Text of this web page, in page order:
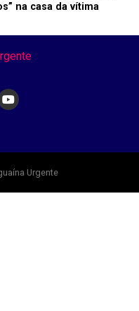
na casa da vítima
Urgente